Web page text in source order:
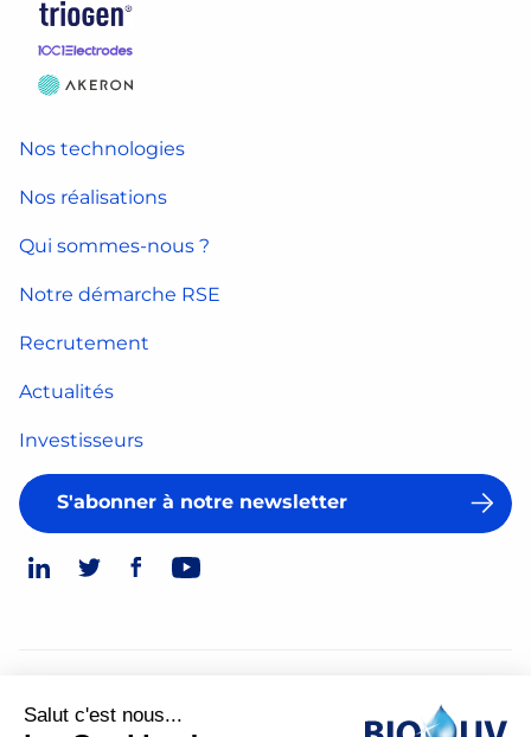
Nos technologies
Nos réalisations
Qui sommes-nous ?
Notre démarche RSE
Recrutement
Actualités
Investisseurs
S'abonner à notre newsletter
Salut c'est nous...